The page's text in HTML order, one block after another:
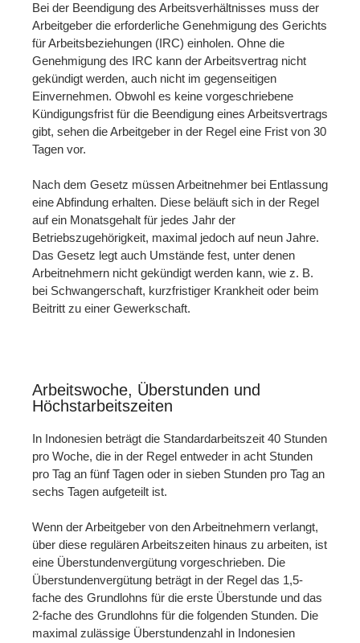
Bei der Beendigung des Arbeitsverhältnisses muss der
Arbeitgeber die erforderliche Genehmigung des Gerichts
für Arbeitsbeziehungen (IRC) einholen. Ohne die
Genehmigung des IRC kann der Arbeitsvertrag nicht
gekündigt werden, auch nicht im gegenseitigen
Einvernehmen. Obwohl es keine vorgeschriebene
Kündigungsfrist für die Beendigung eines Arbeitsvertrags
gibt, sehen die Arbeitgeber in der Regel eine Frist von 30
Tagen vor.
Nach dem Gesetz müssen Arbeitnehmer bei Entlassung
eine Abfindung erhalten. Diese beläuft sich in der Regel
auf ein Monatsgehalt für jedes Jahr der
Betriebszugehörigkeit, maximal jedoch auf neun Jahre.
Das Gesetz legt auch Umstände fest, unter denen
Arbeitnehmern nicht gekündigt werden kann, wie z. B.
bei Schwangerschaft, kurzfristiger Krankheit oder beim
Beitritt zu einer Gewerkschaft.
Arbeitswoche, Überstunden und
Höchstarbeitszeiten
In Indonesien beträgt die Standardarbeitszeit 40 Stunden
pro Woche, die in der Regel entweder in acht Stunden
pro Tag an fünf Tagen oder in sieben Stunden pro Tag an
sechs Tagen aufgeteilt ist.
Wenn der Arbeitgeber von den Arbeitnehmern verlangt,
über diese regulären Arbeitszeiten hinaus zu arbeiten, ist
eine Überstundenvergütung vorgeschrieben. Die
Überstundenvergütung beträgt in der Regel das 1,5-
fache des Grundlohns für die erste Überstunde und das
2-fache des Grundlohns für die folgenden Stunden. Die
maximal zulässige Überstundenzahl in Indonesien